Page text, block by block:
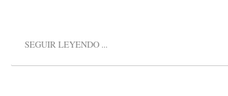
SEGUIR LEYENDO ...